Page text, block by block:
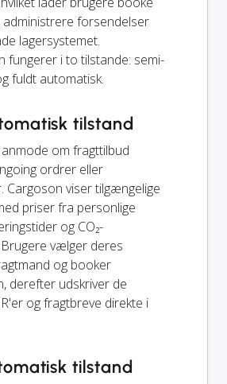
forsendelser
lagersystemet.
fungerer i to tilstande: semi-
fuldt automatisk.
tilstand
om fragttilbud
ordrer eller
Cargoson viser tilgængelige
priser fra personlige
og CO₂-
vælger deres
og booker
derefter udskriver de
og fragtbreve direkte i
tilstand